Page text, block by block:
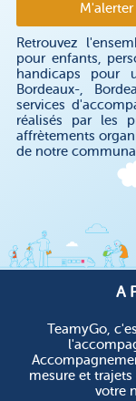
Retrouvez
pour enfants,
handicaps pour
Bordeaux-,
services
réalisés par les
affrètements
de notre
A
TeamyGo,
mesure et
votre